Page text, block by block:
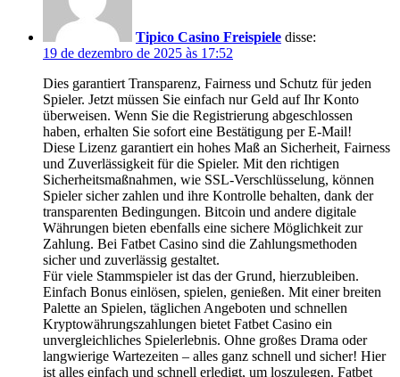
Tipico Casino Freispiele disse:
19 de dezembro de 2025 às 17:52
Dies garantiert Transparenz, Fairness und Schutz für jeden
Spieler. Jetzt müssen Sie einfach nur Geld auf Ihr Konto
überweisen. Wenn Sie die Registrierung abgeschlossen
haben, erhalten Sie sofort eine Bestätigung per E-Mail!
Diese Lizenz garantiert ein hohes Maß an Sicherheit, Fairness
und Zuverlässigkeit für die Spieler. Mit den richtigen
Sicherheitsmaßnahmen, wie SSL-Verschlüsselung, können
Spieler sicher zahlen und ihre Kontrolle behalten, dank der
transparenten Bedingungen. Bitcoin und andere digitale
Währungen bieten ebenfalls eine sichere Möglichkeit zur
Zahlung. Bei Fatbet Casino sind die Zahlungsmethoden
sicher und zuverlässig gestaltet.
Für viele Stammspieler ist das der Grund, hierzubleiben.
Einfach Bonus einlösen, spielen, genießen. Mit einer breiten
Palette an Spielen, täglichen Angeboten und schnellen
Kryptowährungszahlungen bietet Fatbet Casino ein
unvergleichliches Spielerlebnis. Ohne großes Drama oder
langwierige Wartezeiten – alles ganz schnell und sicher! Hier
ist alles einfach und schnell erledigt, um loszulegen. Fatbet